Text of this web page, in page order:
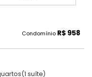
Condomínio R$ 958
(1 suíte)